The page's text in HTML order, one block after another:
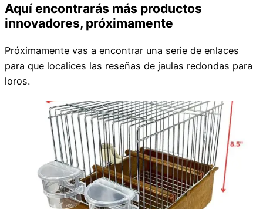
Aquí encontrarás más productos
innovadores, próximamente
Próximamente vas a encontrar una serie de enlaces
para que localices las reseñas de jaulas redondas para
loros.